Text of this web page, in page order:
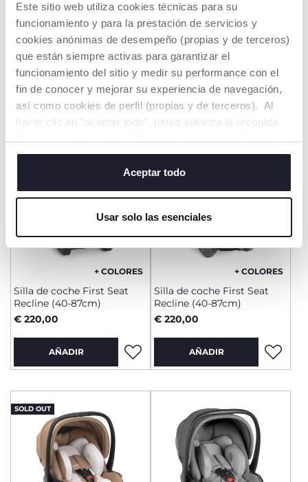
Este sitio web utiliza cookies técnicas para su
funcionamiento y para la prestación de servicios y
cookies anónimas de desempeño (propias y de terceros)
que están siempre activas para garantizar el
funcionamiento del sitio y medir su performance con el
fin de conocer y mejorar su experiencia de navegación,
así como cookies de perfil (propias y de terceros). Al
hacer clic en "aceptar todo", usted autoriza la recogida
o cambiar o revocar el consentimiento de todas o
algunas cookies, haga clic en "mostrar detalles". Al
cerrar este banner, usted consiente en utilizar
servicio solicitado.
Aceptar todo
Usar solo las esenciales
Silla de coche Kory Plus
Bronze Lizard Relux i-Size
(40-85 cm)
€ 229,00
AÑADIR
+ COLORES
Silla de coche First Seat
Recline (40-87cm)
€ 220,00
AÑADIR
+ COLORES
Silla de coche First Seat
Recline (40-87cm)
€ 220,00
AÑADIR
+ COLORES
Silla de coche First Seat
Recline (40-87cm)
€ 220,00
AÑADIR
SOLD OUT